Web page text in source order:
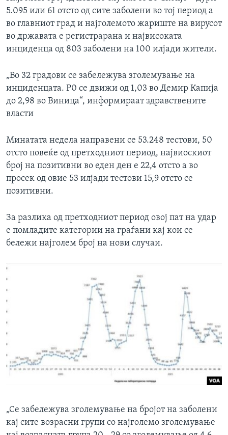
5.095 или 61 отсто од сите заболени во тој период а
во главниот град и најголемото жариште на вирусот
во државата е регистрарана и највисоката
инциденца од 803 заболени на 100 илјади жители.
„Во 32 градови се забележува зголемување на
инциденцата. Р0 се движи од 1,03 во Демир Капија
до 2,98 во Виница“, информираат здравствените
власти
Минатата недела направени се 53.248 тестови, 50
отсто повеќе од претходниот период, највиоскиот
број на позитивни во еден ден е 22,4 отсто а во
просек од овие 53 илјади тестови 15,9 отсто се
позитивни.
За разлика од претходниот период овој пат на удар
е помладите категории на граѓани кај кои се
бележи најголем број на нови случаи.
„Се забележува зголемување на бројот на заболени
кај сите возрасни групи со најголемо зголемување